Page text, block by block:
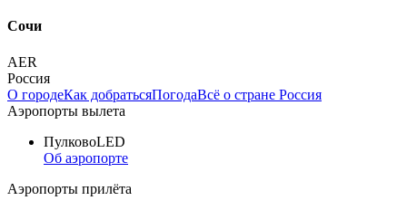
Сочи
AER
Россия
О городеКак добратьсяПогодаВсё о стране Россия
Аэропорты вылета
ПулковоLED
Об аэропорте
Аэропорты прилёта